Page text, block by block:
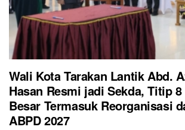
Wali Kota Tarakan Lantik Abd.
Hasan Resmi jadi Sekda, Titip 8
Besar Termasuk Reorganisasi
ABPD 2027